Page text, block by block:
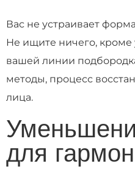
Вас не устраивает
Не ищите ничего,
вашей линии
методы, процесс
лица.
для